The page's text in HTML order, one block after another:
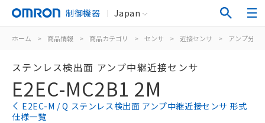
制御機器 Japan
ホーム > 商品情報 > 商品カテゴリ > センサ > 近接センサ > アンプ分離
ステンレス検出面 アンプ中継近接センサ
E2EC-MC2B1 2M
E2EC-M / Q ステンレス検出面 アンプ中継近接センサ 形式
仕様一覧